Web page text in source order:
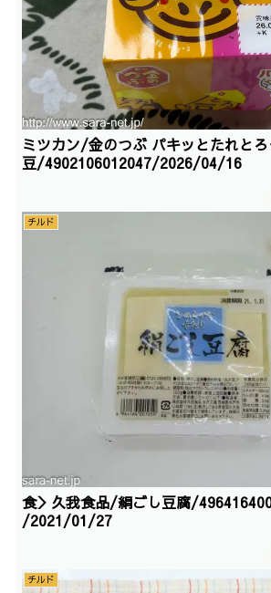
ミツカン/金のつぶ パキッとたれとろ
豆/4902106012047/2026/04/16
チルド
食＞久我食品/絹ごし豆腐/
/2021/01/27
チルド